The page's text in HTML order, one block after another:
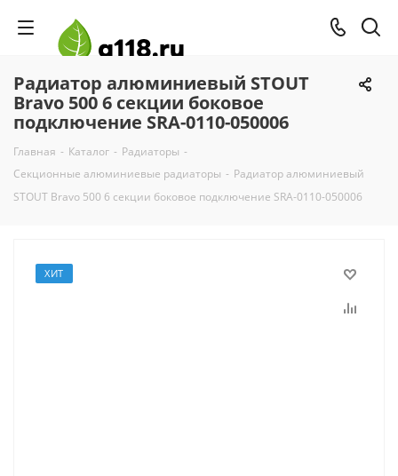
Радиатор алюминиевый STOUT
Bravo 500 6 секции боковое
подключение SRA-0110-050006
Главная - Каталог - Радиаторы -
Секционные алюминиевые радиаторы - Радиатор алюминиевый
STOUT Bravo 500 6 секции боковое подключение SRA-0110-050006
ХИТ